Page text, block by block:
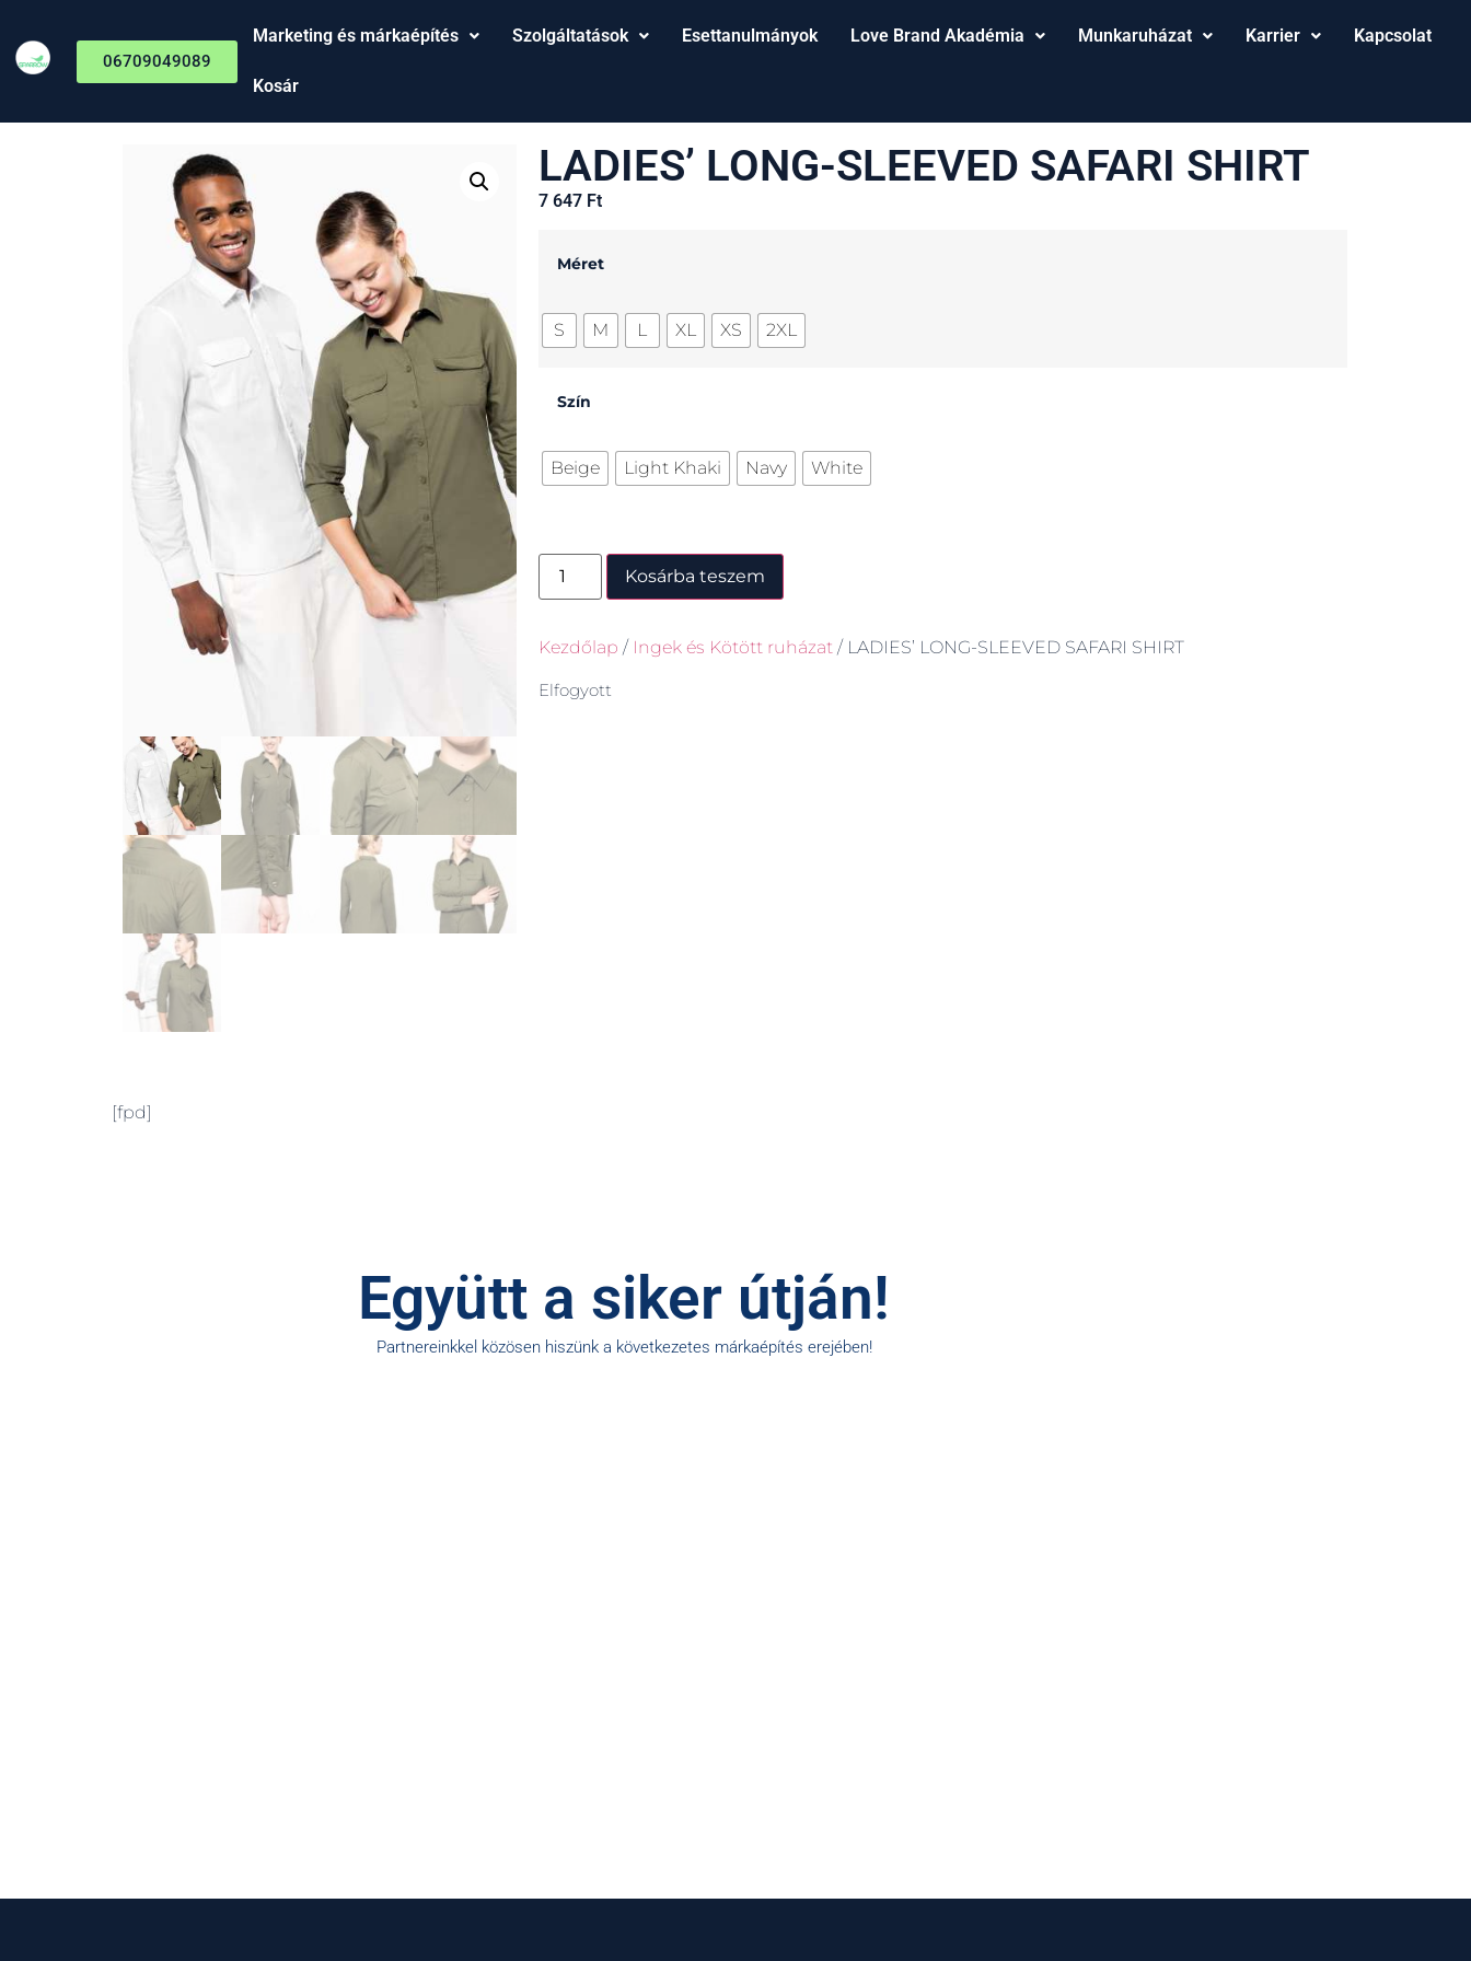
06709049089
Marketing és márkaépítés Szolgáltatások Esettanulmányok Love Brand Akadémia Munkaruházat Karrier Kapcsolat
Kosár
LADIES’ LONG-SLEEVED SAFARI SHIRT
7 647 Ft
Méret
S M L XL XS 2XL
Szín
Beige Light Khaki Navy White
Kosárba teszem
Kezdőlap / Ingek és Kötött ruházat / LADIES’ LONG-SLEEVED SAFARI SHIRT
Elfogyott
[fpd]
Együtt a siker útján!
Partnereinkkel közösen hiszünk a következetes márkaépítés erejében!